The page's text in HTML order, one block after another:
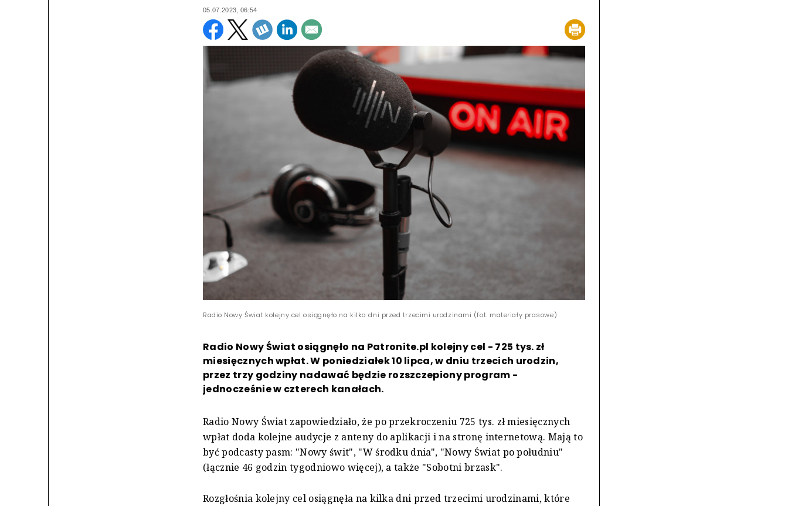
05.07.2023, 06:54
Radio Nowy Świat kolejny cel osiągnęło na kilka dni przed trzecimi urodzinami (fot. materiały prasowe)
Radio Nowy Świat osiągnęło na Patronite.pl kolejny cel - 725 tys. zł
miesięcznych wpłat. W poniedziałek 10 lipca, w dniu trzecich urodzin,
przez trzy godziny nadawać będzie rozszczepiony program -
jednocześnie w czterech kanałach.
Radio Nowy Świat zapowiedziało, że po przekroczeniu 725 tys. zł miesięcznych
wpłat doda kolejne audycje z anteny do aplikacji i na stronę internetową. Mają to
być podcasty pasm: "Nowy świt", "W środku dnia", "Nowy Świat po południu"
(łącznie 46 godzin tygodniowo więcej), a także "Sobotni brzask".
Rozgłośnia kolejny cel osiągnęła na kilka dni przed trzecimi urodzinami, które